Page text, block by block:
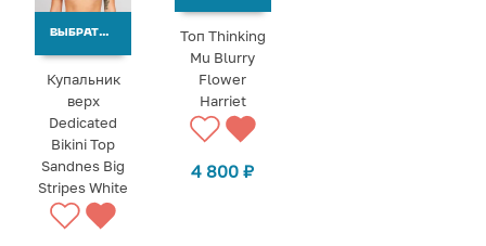
ВЫБРАТЬ ВАРИАНТЫ
Купальник
верх
Dedicated
Bikini Top
Sandnes Big
Stripes White
Топ Thinking
Mu Blurry
Flower
Harriet
4 800₽